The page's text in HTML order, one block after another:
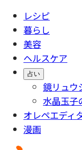
レシピ
暮らし
美容
ヘルスケア
占い
鏡リュウ
水晶玉子
オレペエディ
漫画